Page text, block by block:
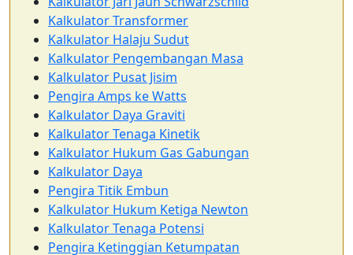
Kalkulator Transformer
Kalkulator Halaju Sudut
Kalkulator Pengembangan Masa
Kalkulator Pusat Jisim
Pengira Amps ke Watts
Kalkulator Daya Graviti
Kalkulator Tenaga Kinetik
Kalkulator Hukum Gas Gabungan
Kalkulator Daya
Pengira Titik Embun
Kalkulator Hukum Ketiga Newton
Kalkulator Tenaga Potensi
Pengira Ketinggian Ketumpatan